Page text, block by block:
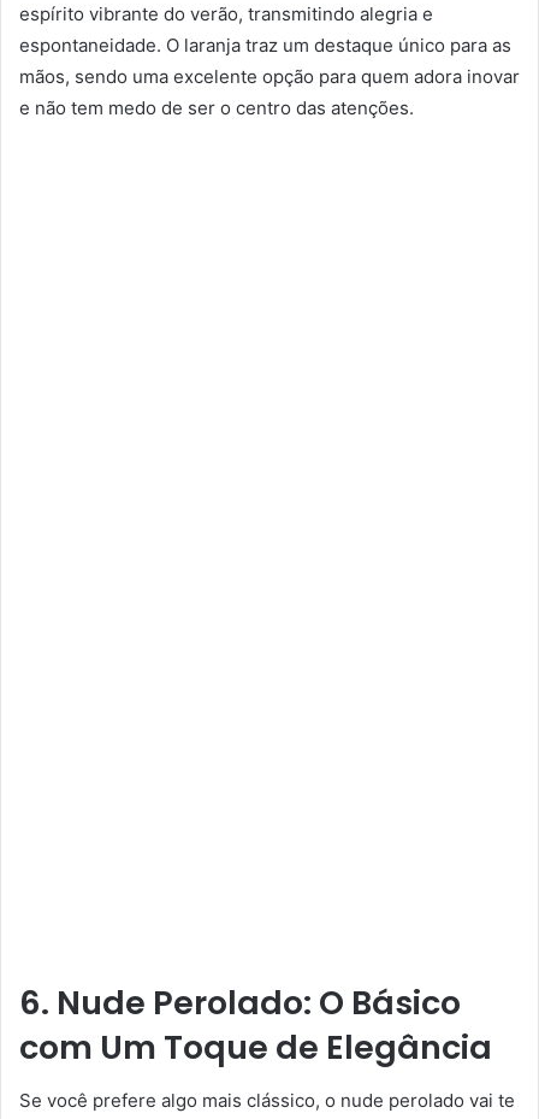
espírito vibrante do verão, transmitindo alegria e
espontaneidade. O laranja traz um destaque único para as
mãos, sendo uma excelente opção para quem adora inovar
e não tem medo de ser o centro das atenções.
6. Nude Perolado: O Básico
com Um Toque de Elegância
Se você prefere algo mais clássico, o nude perolado vai te